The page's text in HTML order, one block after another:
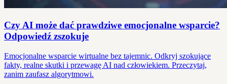
Czy AI może dać prawdziwe emocjonalne wsparcie?
Odpowiedź zszokuje
Emocjonalne wsparcie wirtualne bez tajemnic. Odkryj szokujące
fakty, realne skutki i przewagę AI nad człowiekiem. Przeczytaj,
zanim zaufasz algorytmowi.